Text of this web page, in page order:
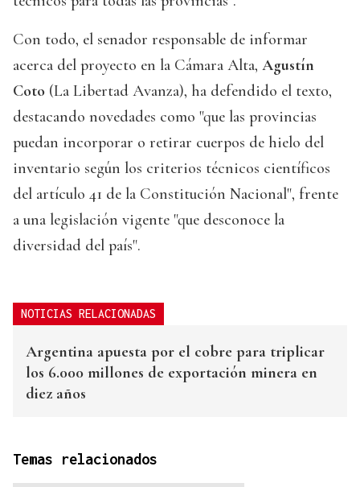
Con todo, el senador responsable de informar
acerca del proyecto en la Cámara Alta, Agustín
Coto (La Libertad Avanza), ha defendido el texto,
destacando novedades como "que las provincias
puedan incorporar o retirar cuerpos de hielo del
inventario según los criterios técnicos científicos
del artículo 41 de la Constitución Nacional", frente
a una legislación vigente "que desconoce la
diversidad del país".
NOTICIAS RELACIONADAS
Argentina apuesta por el cobre para triplicar
los 6.000 millones de exportación minera en
diez años
Temas relacionados